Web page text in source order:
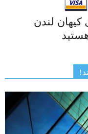
کیهان لندن